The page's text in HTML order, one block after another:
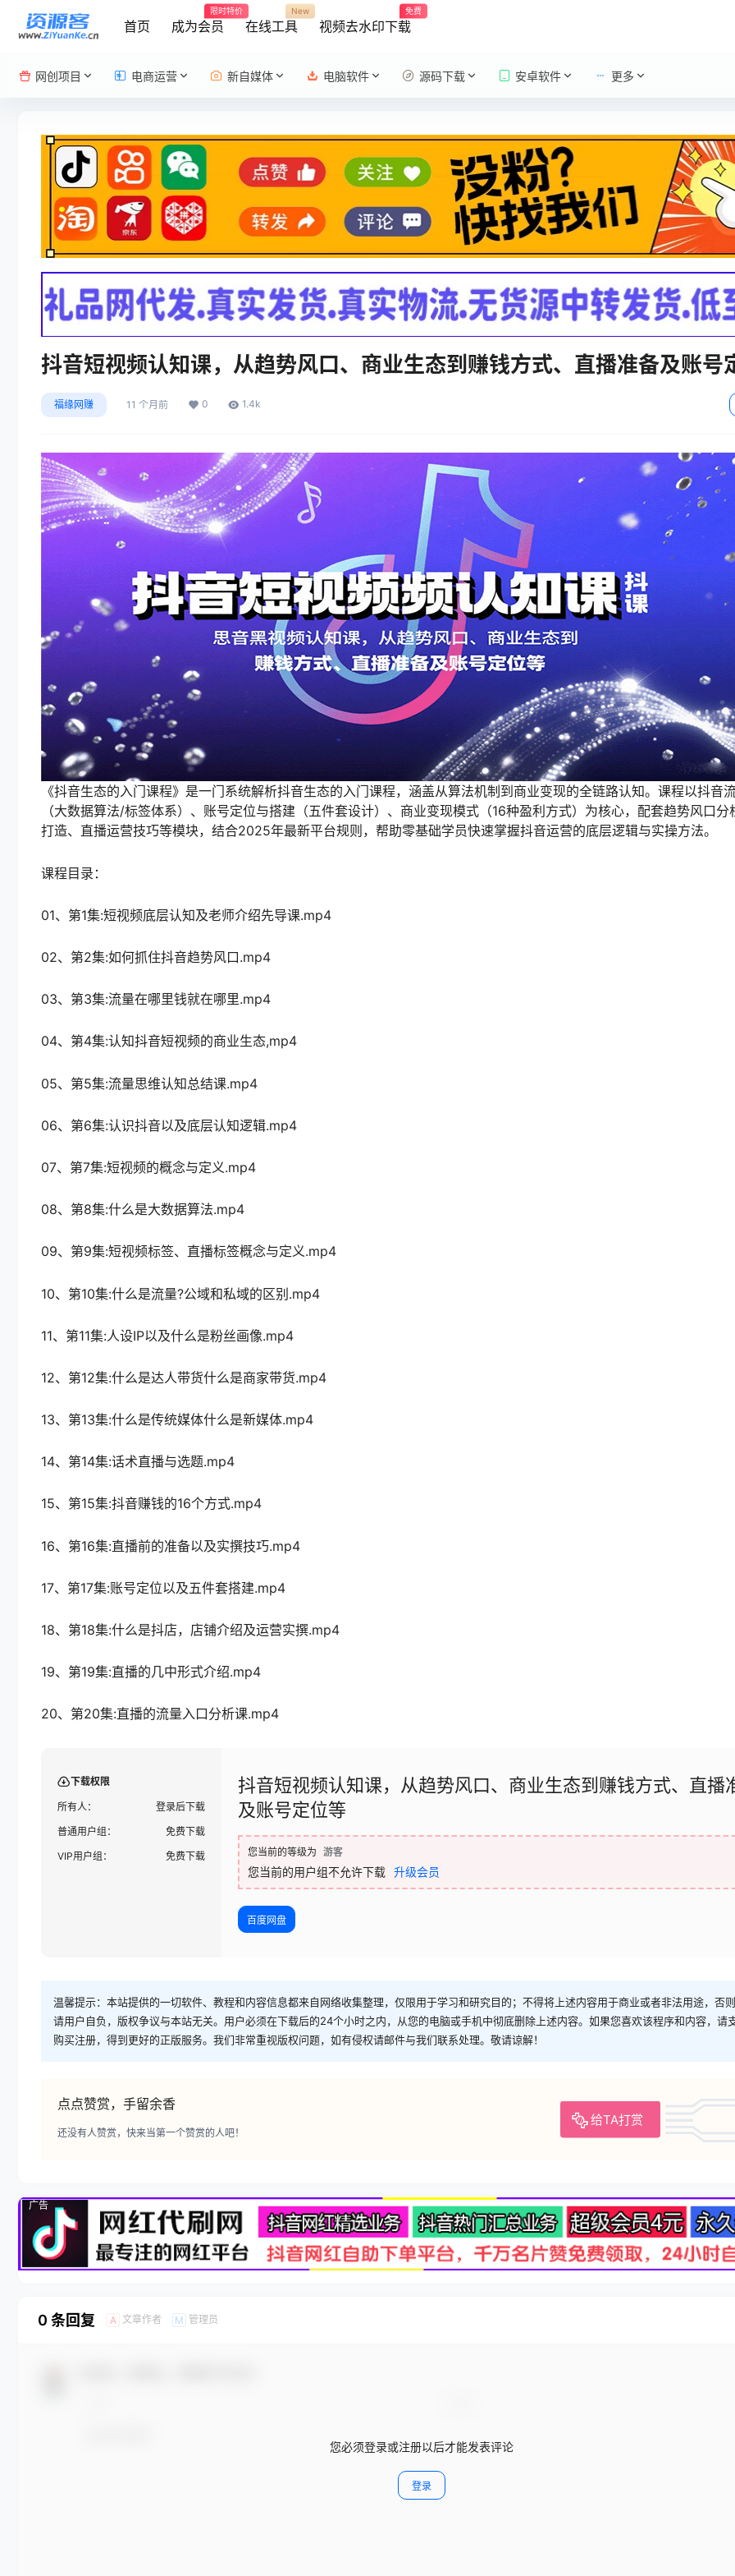
首页 成为会员
限时特价
在线工具
New
视频去水印下载
免费
网创项目 电商运营 新自媒体 电脑软件 源码下载 安卓软件 更多
抖音短视频认知课，从趋势风口、商业生态到赚钱方式、直播准备及账号
福缘网赚 11 个月前 0 1.4k
《抖音生态的入门课程》是一门系统解析抖音生态的入门课程，涵盖从算法机制到商业变现的全链路认知。课程以抖音
（大数据算法/标签体系）、账号定位与搭建（五件套设计）、商业变现模式（16种盈利方式）为核心，配套趋势风口分
打造、直播运营技巧等模块，结合2025年最新平台规则，帮助零基础学员快速掌握抖音运营的底层逻辑与实操方法。
课程目录：
01、第1集:短视频底层认知及老师介绍先导课.mp4
02、第2集:如何抓住抖音趋势风口.mp4
03、第3集:流量在哪里钱就在哪里.mp4
04、第4集:认知抖音短视频的商业生态,mp4
05、第5集:流量思维认知总结课.mp4
06、第6集:认识抖音以及底层认知逻辑.mp4
07、第7集:短视频的概念与定义.mp4
08、第8集:什么是大数据算法.mp4
09、第9集:短视频标签、直播标签概念与定义.mp4
10、第10集:什么是流量?公域和私域的区别.mp4
11、第11集:人设IP以及什么是粉丝画像.mp4
12、第12集:什么是达人带货什么是商家带货.mp4
13、第13集:什么是传统媒体什么是新媒体.mp4
14、第14集:话术直播与选题.mp4
15、第15集:抖音赚钱的16个方式.mp4
16、第16集:直播前的准备以及实撰技巧.mp4
17、第17集:账号定位以及五件套搭建.mp4
18、第18集:什么是抖店，店铺介绍及运营实撰.mp4
19、第19集:直播的几中形式介绍.mp4
20、第20集:直播的流量入口分析课.mp4
下载权限
所有人：
登录后下载
普通用户组：
免费下载
VIP用户组：
免费下载
抖音短视频认知课，从趋势风口、商业生态到赚钱方式、直播
及账号定位等
您当前的等级为 游客
您当前的用户组不允许下载 升级会员
百度网盘
温馨提示：本站提供的一切软件、教程和内容信息都来自网络收集整理，仅限用于学习和研究目的；不得将上述内容用于商业或者非法用途，否
请用户自负，版权争议与本站无关。用户必须在下载后的24个小时之内，从您的电脑或手机中彻底删除上述内容。如果您喜欢该程序和内容，请
购买注册，得到更好的正版服务。我们非常重视版权问题，如有侵权请邮件与我们联系处理。敬请谅解！
点点赞赏，手留余香
给TA打赏
还没有人赞赏，快来当第一个赞赏的人吧！
广告
0 条回复 A 文章作者 M 管理员
您必须登录或注册以后才能发表评论
登录